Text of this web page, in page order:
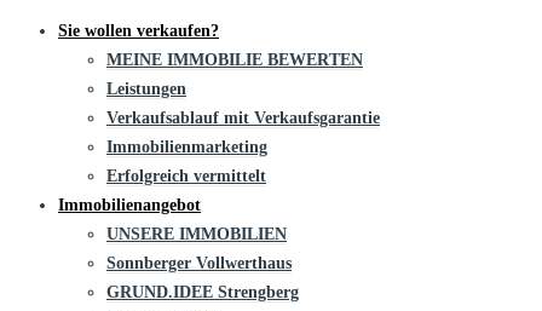
Sie wollen verkaufen?
MEINE IMMOBILIE BEWERTEN
Leistungen
Verkaufsablauf mit Verkaufsgarantie
Immobilienmarketing
Erfolgreich vermittelt
Immobilienangebot
UNSERE IMMOBILIEN
Sonnberger Vollwerthaus
GRUND.IDEE Strengberg